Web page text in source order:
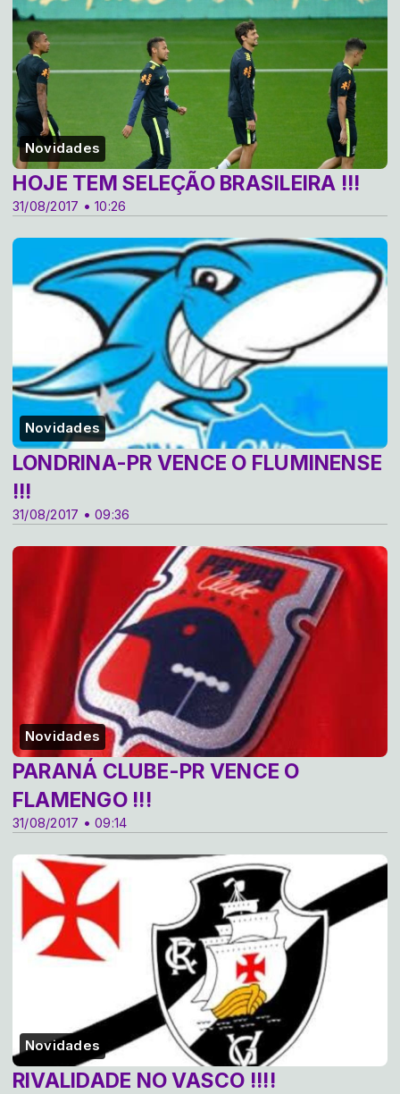
Novidades
31/08/2017 • 10:26
HOJE TEM SELEÇÃO BRASILEIRA !!!
Novidades
31/08/2017 • 09:36
LONDRINA-PR VENCE O FLUMINENSE
!!!
Novidades
31/08/2017 • 09:14
PARANÁ CLUBE-PR VENCE O
FLAMENGO !!!
Novidades
RIVALIDADE NO VASCO !!!!